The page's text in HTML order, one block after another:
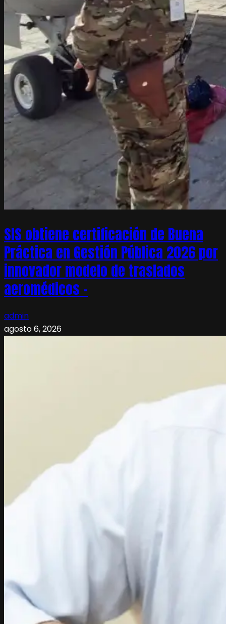
SIS obtiene certificación de Buena
Práctica en Gestión Pública 2026 por
innovador modelo de traslados
aeromédicos –
admin
agosto 6, 2026